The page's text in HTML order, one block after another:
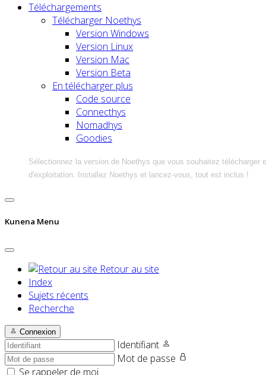
Téléchargements
Télécharger Noethys
Version Windows
Version Linux
Version Mac
Version Beta
En télécharger plus
Code source
Connecthys
Nomadhys
Goodies
Sélectionnez la version de Noethys que vous souhaitez télécharger
d'exploitation. Installez Noethys et lancez-vous, tout est inclus !
Kunena Menu
Retour au site
Index
Sujets récents
Recherche
Connexion
Identifiant
Mot de passe
Se rappeler de moi